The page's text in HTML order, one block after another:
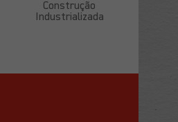
Construção
Industrializada